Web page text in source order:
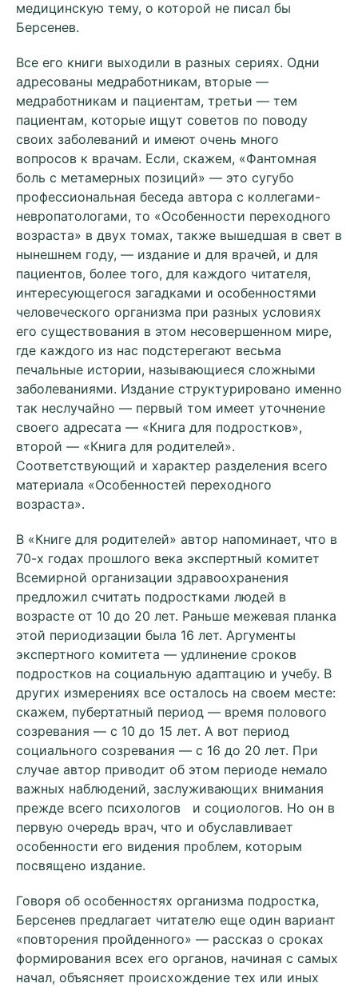
медицинскую тему, о которой не писал бы
Берсенев.
Все его книги выходили в разных сериях. Одни
адресованы медработникам, вторые —
медработникам и пациентам, третьи — тем
пациентам, которые ищут советов по поводу
своих заболеваний и имеют очень много
вопросов к врачам. Если, скажем, «Фантомная
боль с метамерных позиций» — это сугубо
профессиональная беседа автора с коллегами-
невропатологами, то «Особенности переходного
возраста» в двух томах, также вышедшая в свет в
нынешнем году, — издание и для врачей, и для
пациентов, более того, для каждого читателя,
интересующегося загадками и особенностями
человеческого организма при разных условиях
его существования в этом несовершенном мире,
где каждого из нас подстерегают весьма
печальные истории, называющиеся сложными
заболеваниями. Издание структурировано именно
так неслучайно — первый том имеет уточнение
своего адресата — «Книга для подростков»,
второй — «Книга для родителей».
Соответствующий и характер разделения всего
материала «Особенностей переходного
возраста».
В «Книге для родителей» автор напоминает, что в
70-х годах прошлого века экспертный комитет
Всемирной организации здравоохранения
предложил считать подростками людей в
возрасте от 10 до 20 лет. Раньше межевая планка
этой периодизации была 16 лет. Аргументы
экспертного комитета — удлинение сроков
подростков на социальную адаптацию и учебу. В
других измерениях все осталось на своем месте:
скажем, пубертатный период — время полового
созревания — с 10 до 15 лет. А вот период
социального созревания — с 16 до 20 лет. При
случае автор приводит об этом периоде немало
важных наблюдений, заслуживающих внимания
прежде всего психологов и социологов. Но он в
первую очередь врач, что и обуславливает
особенности его видения проблем, которым
посвящено издание.
Говоря об особенностях организма подростка,
Берсенев предлагает читателю еще один вариант
«повторения пройденного» — рассказ о сроках
формирования всех его органов, начиная с самых
начал, объясняет происхождение тех или иных